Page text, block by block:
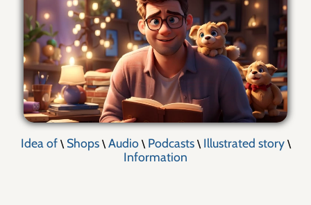
Idea of\ Shops\ Audio\ Podcasts\ Illustrated story\
Information